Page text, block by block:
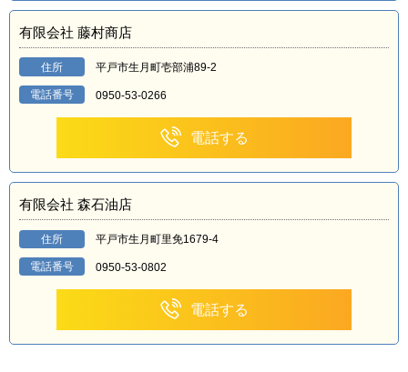
有限会社 藤村商店
住所 平戸市生月町壱部浦89-2
電話番号 0950-53-0266
電話する
有限会社 森石油店
住所 平戸市生月町里免1679-4
電話番号 0950-53-0802
電話する